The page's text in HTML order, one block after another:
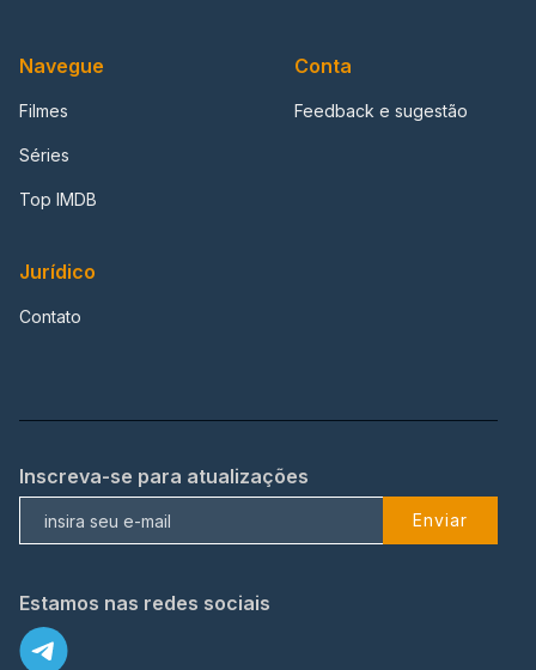
Navegue
Filmes
Séries
Top IMDB
Conta
Feedback e sugestão
Jurídico
Contato
Inscreva-se para atualizações
Enviar
Estamos nas redes sociais